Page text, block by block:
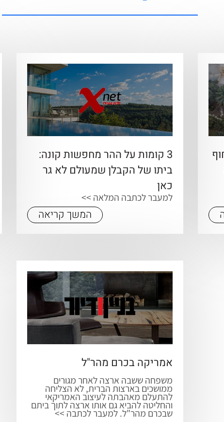
3 קומות על ההר מחפשות קונה:
ביתו של הקבלן שמעולם לא גר
כאן
למעבר לכתבה המלאה >>
המשך קריאה
אמריקה בכרם מהר"ל
משפחה ששבה ארצה לאחר מגורים
ממושכים בארצות הברית, לא הצליחה
להתעלם מאהבתה לעיצוב האמריקאי
והחליטה להביא גם אותו ארצה לתוך ביתם
שבכרם מהר"ל. למעבר לכתבה >>